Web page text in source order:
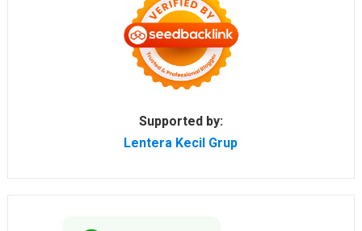
Supported by:
Lentera Kecil Grup